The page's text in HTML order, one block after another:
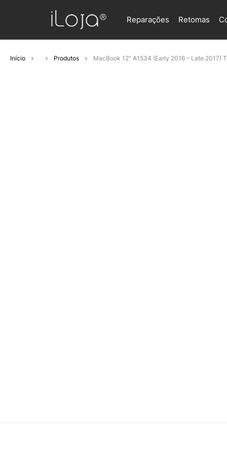
Reparações Retomas
Início Produtos MacBook 12″ A1534 (Early 2016 – Late 2017)